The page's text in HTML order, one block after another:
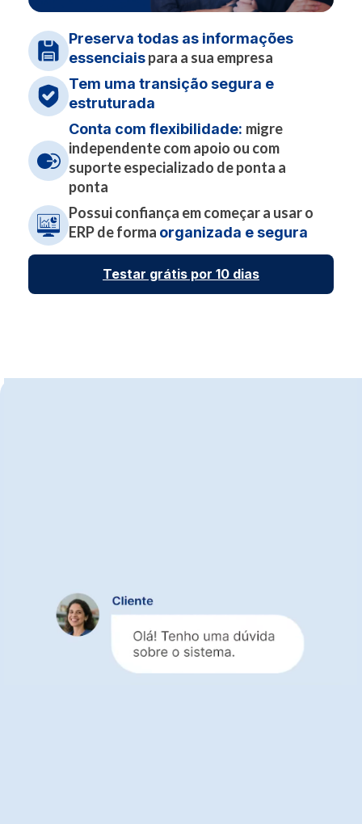
Preserva todas as informações
essenciaispara a sua empresa
Tem uma transição segura e
estruturada
Conta com flexibilidade: migre
independente com apoio ou com
suporte especializado de ponta a
ponta
Possui confiança em começar a usar o
ERP de forma organizada e segura
Testar grátis por 10 dias
suporte especializado
Equipe experiente em emissão de notas
Suporte rápido
para dúvidas e correções